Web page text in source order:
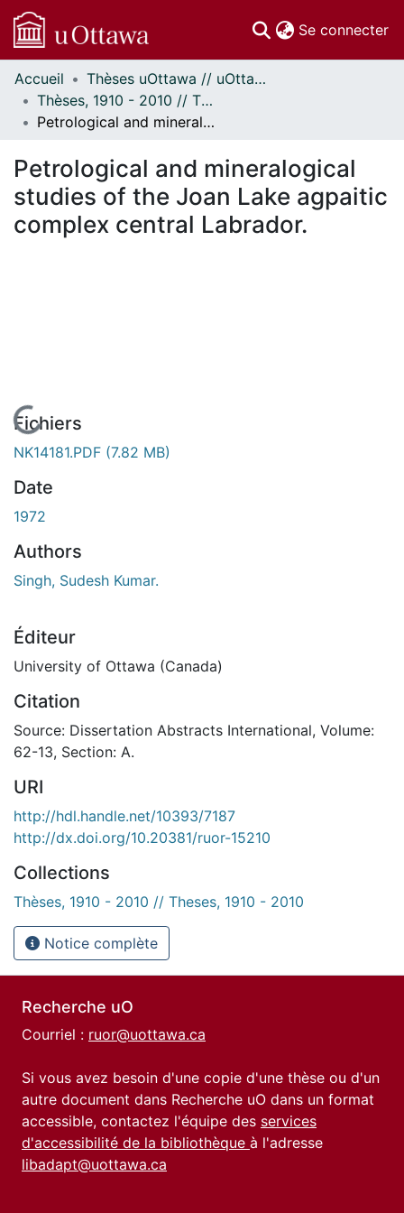
Se connecter
Communautés
et collections
Parcourir
À propos
Accueil
Thèses uOttawa // uOttawa Theses
Thèses, 1910 - 2010 // Theses, 1910 - 2010
Petrological and mineralogical studies of the Joan Lake agpaitic complex central Labrador.
Petrological and mineralogical
studies of the Joan Lake agpaitic
complex central Labrador.
En cours de chargement...
Fichiers
NK14181.PDF (7.82 MB)
Date
1972
Authors
Singh, Sudesh Kumar.
Éditeur
University of Ottawa (Canada)
Citation
Source: Dissertation Abstracts International, Volume:
62-13, Section: A.
URI
http://hdl.handle.net/10393/7187
http://dx.doi.org/10.20381/ruor-15210
Collections
Thèses, 1910 - 2010 // Theses, 1910 - 2010
Notice complète
Recherche uO
Courriel : ruor@uottawa.ca
Si vous avez besoin d'une copie d'une thèse ou d'un
autre document dans Recherche uO dans un format
accessible, contactez l'équipe des services
d'accessibilité de la bibliothèque à l'adresse
libadapt@uottawa.ca